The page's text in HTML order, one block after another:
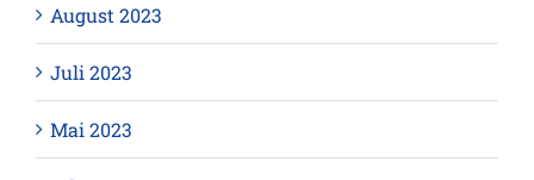
August 2023
Juli 2023
Mai 2023